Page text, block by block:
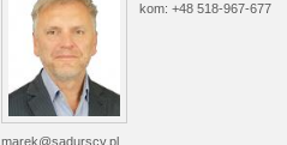
kom: +48 518-967-677
marek@sadurscy.pl